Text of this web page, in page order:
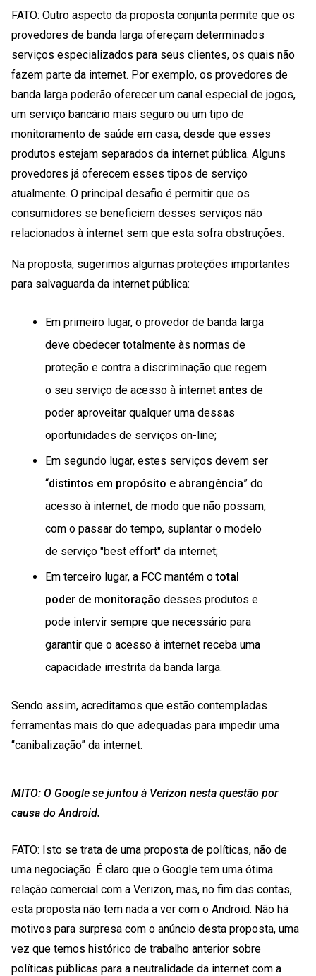
FATO: Outro aspecto da proposta conjunta permite que os
provedores de banda larga ofereçam determinados
serviços especializados para seus clientes, os quais não
fazem parte da internet. Por exemplo, os provedores de
banda larga poderão oferecer um canal especial de jogos,
um serviço bancário mais seguro ou um tipo de
monitoramento de saúde em casa, desde que esses
produtos estejam separados da internet pública. Alguns
provedores já oferecem esses tipos de serviço
atualmente. O principal desafio é permitir que os
consumidores se beneficiem desses serviços não
relacionados à internet sem que esta sofra obstruções.
Na proposta, sugerimos algumas proteções importantes
para salvaguarda da internet pública:
Em primeiro lugar, o provedor de banda larga
deve obedecer totalmente às normas de
proteção e contra a discriminação que regem
o seu serviço de acesso à internet antes de
poder aproveitar qualquer uma dessas
oportunidades de serviços on-line;
Em segundo lugar, estes serviços devem ser
“distintos em propósito e abrangência” do
acesso à internet, de modo que não possam,
com o passar do tempo, suplantar o modelo
de serviço "best effort" da internet;
Em terceiro lugar, a FCC mantém ototal
poder de monitoração desses produtos e
pode intervir sempre que necessário para
garantir que o acesso à internet receba uma
capacidade irrestrita da banda larga.
Sendo assim, acreditamos que estão contempladas
ferramentas mais do que adequadas para impedir uma
“canibalização” da internet.
MITO: O Google se juntou à Verizon nesta questão por
causa do Android.
FATO: Isto se trata de uma proposta de políticas, não de
uma negociação. É claro que o Google tem uma ótima
relação comercial com a Verizon, mas, no fim das contas,
esta proposta não tem nada a ver com o Android. Não há
motivos para surpresa com o anúncio desta proposta, uma
vez que temos histórico de trabalho anterior sobre
políticas públicas para a neutralidade da internet com a